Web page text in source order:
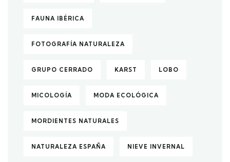
FAUNA IBÉRICA
FOTOGRAFÍA NATURALEZA
GRUPO CERRADO KARST LOBO
MICOLOGÍA MODA ECOLÓGICA
MORDIENTES NATURALES
NATURALEZA ESPAÑA NIEVE INVERNAL